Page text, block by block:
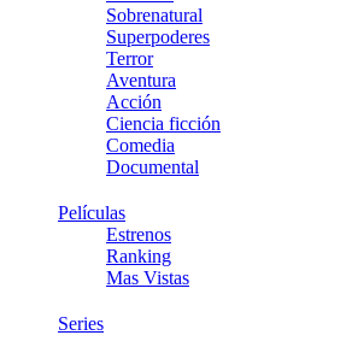
Sobrenatural
Superpoderes
Terror
Aventura
Acción
Ciencia ficción
Comedia
Documental
Películas
Estrenos
Ranking
Mas Vistas
Series